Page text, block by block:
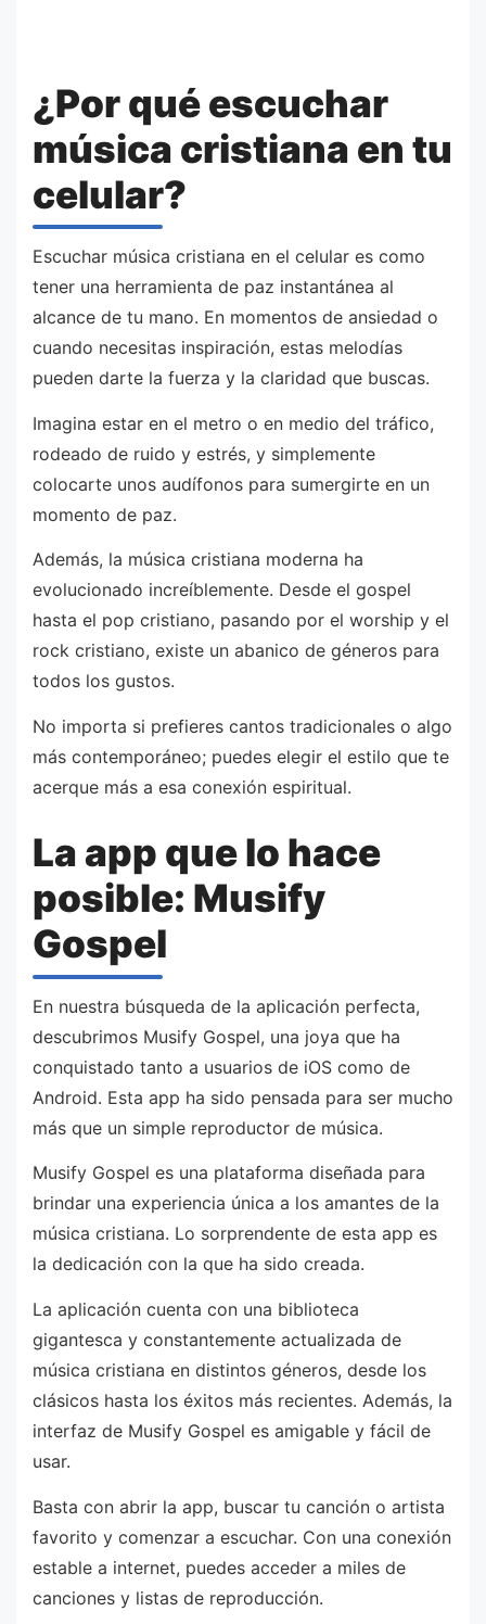
¿Por qué escuchar
música cristiana en tu
celular?
Escuchar música cristiana en el celular es como
tener una herramienta de paz instantánea al
alcance de tu mano. En momentos de ansiedad o
cuando necesitas inspiración, estas melodías
pueden darte la fuerza y la claridad que buscas.
Imagina estar en el metro o en medio del tráfico,
rodeado de ruido y estrés, y simplemente
colocarte unos audífonos para sumergirte en un
momento de paz.
Además, la música cristiana moderna ha
evolucionado increíblemente. Desde el gospel
hasta el pop cristiano, pasando por el worship y el
rock cristiano, existe un abanico de géneros para
todos los gustos.
No importa si prefieres cantos tradicionales o algo
más contemporáneo; puedes elegir el estilo que te
acerque más a esa conexión espiritual.
La app que lo hace
posible: Musify
Gospel
En nuestra búsqueda de la aplicación perfecta,
descubrimos Musify Gospel, una joya que ha
conquistado tanto a usuarios de iOS como de
Android. Esta app ha sido pensada para ser mucho
más que un simple reproductor de música.
Musify Gospel es una plataforma diseñada para
brindar una experiencia única a los amantes de la
música cristiana. Lo sorprendente de esta app es
la dedicación con la que ha sido creada.
La aplicación cuenta con una biblioteca
gigantesca y constantemente actualizada de
música cristiana en distintos géneros, desde los
clásicos hasta los éxitos más recientes. Además, la
interfaz de Musify Gospel es amigable y fácil de
usar.
Basta con abrir la app, buscar tu canción o artista
favorito y comenzar a escuchar. Con una conexión
estable a internet, puedes acceder a miles de
canciones y listas de reproducción.